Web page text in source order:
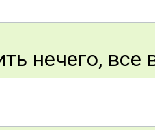
нечего, все